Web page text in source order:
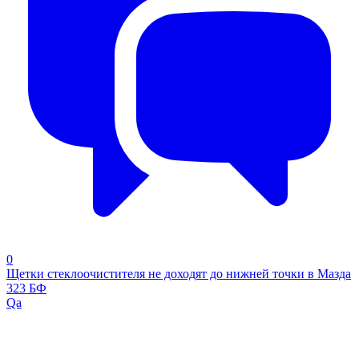
0
Щетки стеклоочистителя не доходят до нижней точки в Мазда
323 БФ
Qa